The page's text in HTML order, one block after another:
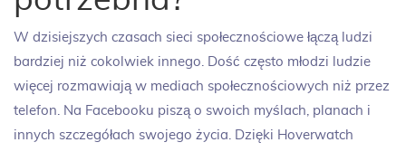
W dzisiejszych czasach sieci społecznościowe łączą ludzi
bardziej niż cokolwiek innego. Dość często młodzi ludzie
więcej rozmawiają w mediach społecznościowych niż przez
telefon. Na Facebooku piszą o swoich myślach, planach i
innych szczegółach swojego życia. Dzięki Hoverwatch